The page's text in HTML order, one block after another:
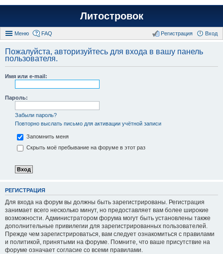
Литостровок
Меню FAQ Вход
Регистрация
Пожалуйста, авторизуйтесь для входа в вашу панель
пользователя.
Имя или e-mail:
Пароль:
Забыли пароль?
Повторно выслать письмо для активации учётной записи
Запомнить меня
Скрыть моё пребывание на форуме в этот раз
РЕГИСТРАЦИЯ
Для входа на форум вы должны быть зарегистрированы. Регистрация
занимает всего несколько минут, но предоставляет вам более широкие
возможности. Администратором форума могут быть установлены также
дополнительные привилегии для зарегистрированных пользователей.
Прежде чем зарегистрироваться, вам следует ознакомиться с правилами
и политикой, принятыми на форуме. Помните, что ваше присутствие на
форуме означает согласие со всеми правилами.